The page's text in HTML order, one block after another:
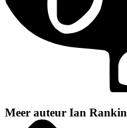
Meer auteur Ian Rankin